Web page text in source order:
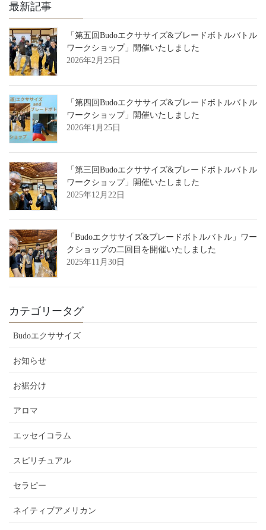
最新記事
「第五回Budoエクササイズ&ブレードボトルバトル
ワークショップ」開催いたしました
2026年2月25日
「第四回Budoエクササイズ&ブレードボトルバトル
ワークショップ」開催いたしました
2026年1月25日
「第三回Budoエクササイズ&ブレードボトルバトル
ワークショップ」開催いたしました
2025年12月22日
「Budoエクササイズ&ブレードボトルバトル」ワー
クショップの二回目を開催いたしました
2025年11月30日
カテゴリータグ
Budoエクササイズ
お知らせ
お裾分け
アロマ
エッセイコラム
スピリチュアル
セラピー
ネイティブアメリカン